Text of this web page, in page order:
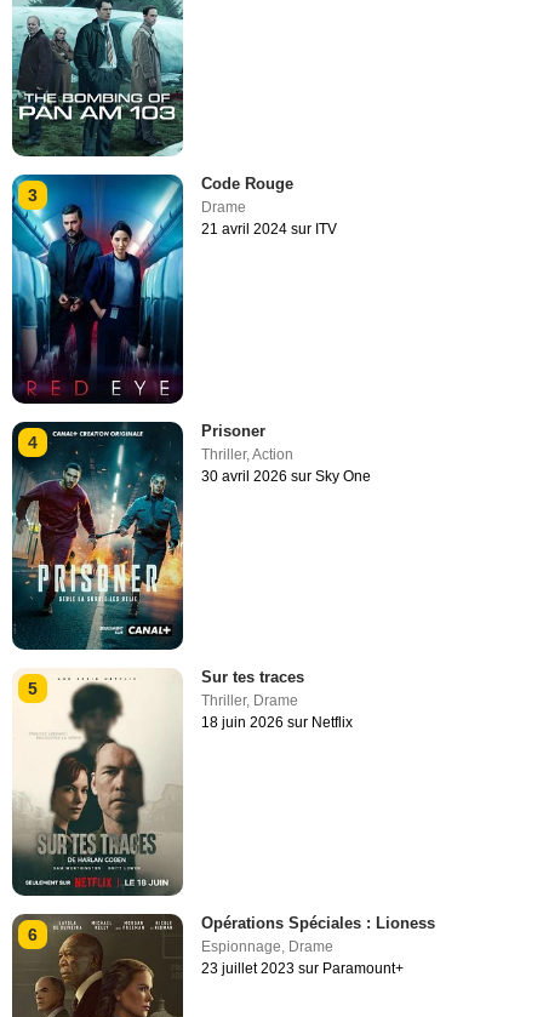
3
Code Rouge
Drame
21 avril 2024 sur ITV
4
Prisoner
Thriller,Action
30 avril 2026 sur Sky One
5
Sur tes traces
Thriller, Drame
18 juin 2026 sur Netflix
6
Opérations Spéciales : Lioness
Espionnage, Drame
23 juillet 2023 sur Paramount+